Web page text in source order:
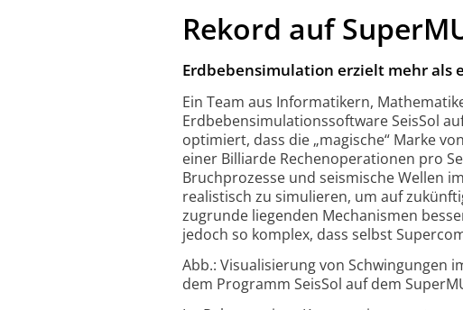
Rekord auf
Erdbebensimulation erzielt mehr als
Ein Team aus Informatikern,
Erdbebensimulationssoftware SeisSol
optimiert, dass die „magische“ Marke
einer Billiarde Rechenoperationen pro
Bruchprozesse und seismische Wellen
realistisch zu simulieren, um auf
zugrunde liegenden Mechanismen
jedoch so komplex, dass selbst
Abb.: Visualisierung von Schwingungen
dem Programm SeisSol auf dem